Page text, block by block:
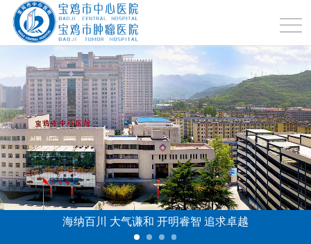
海纳百川 大气谦和 开明睿智 追求卓越